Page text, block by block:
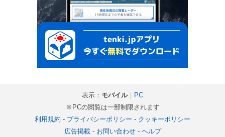
表示： モバイル｜ PC
※PCの閲覧は一部制限されます
利用規約 - プライバシーポリシー - クッキーポリシー
広告掲載- お問い合わせ- ヘルプ